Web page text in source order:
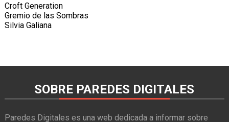
Croft Generation
Gremio de las Sombras
Silvia Galiana
SOBRE PAREDES DIGITALES
Paredes Digitales es una web dedicada a informar sobre